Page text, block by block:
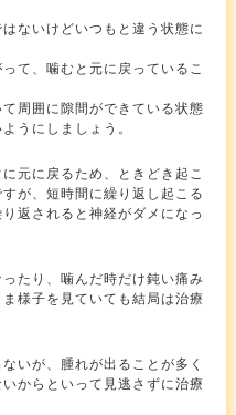
ないけどいつもと違う状態に
て、噛むと元に戻っているこ
周囲に隙間ができている状態
うにしましょう。
元に戻るため、ときどき起こ
が、短時間に繰り返し起こる
返されると神経がダメになっ
たり、噛んだ時だけ鈍い痛み
様子を見ていても結局は治療
いが、腫れが出ることが多く
からといって見逃さずに治療